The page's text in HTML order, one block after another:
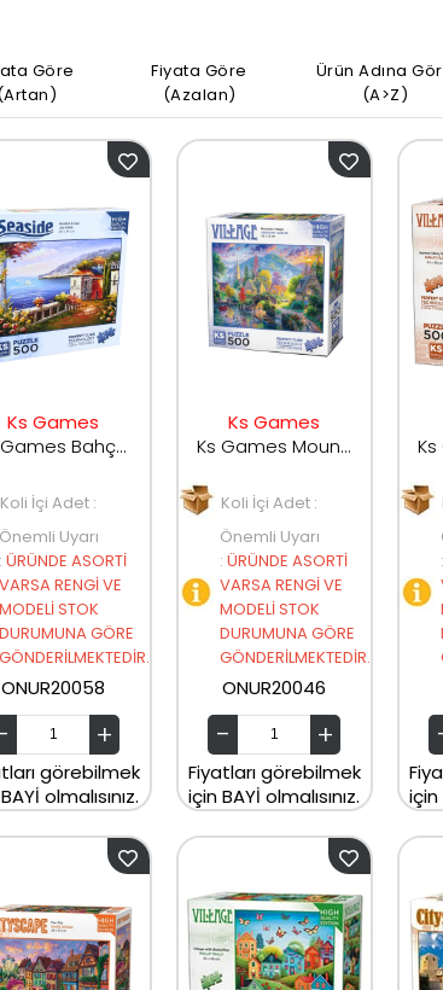
Göre
Fiyata Göre
(Azalan)
Ürün Adına
(A>Z)
Ks Games
Ks Games Bahçe Ve Deniz 500 Parça 20058 Puzzle
Koli İçi Adet :
Önemli Uyarı
: ÜRÜNDE ASORTİ
VARSA RENGİ VE
MODELİ STOK
DURUMUNA GÖRE
GÖNDERİLMEKTEDİR.
ONUR20058
görebilmek
olmalısınız.
Ks Games
Ks Games Mountain Village 500 Parça Puzzle 20046
Koli İçi Adet :
Önemli Uyarı
: ÜRÜNDE ASORTİ
VARSA RENGİ VE
MODELİ STOK
DURUMUNA GÖRE
GÖNDERİLMEKTEDİR.
ONUR20046
Fiyatları görebilmek
için BAYİ olmalısınız.
:
için